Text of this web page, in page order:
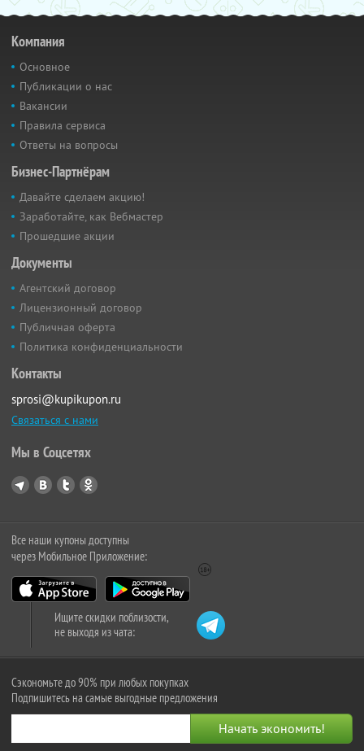
Компания
Основное
Публикации о нас
Вакансии
Правила сервиса
Ответы на вопросы
Бизнес-Партнёрам
Давайте сделаем акцию!
Заработайте, как Вебмастер
Прошедшие акции
Документы
Агентский договор
Лицензионный договор
Публичная оферта
Политика конфиденциальности
Контакты
sprosi@kupikupon.ru
Связаться с нами
Мы в Соцсетях
Все наши купоны доступны
через Мобильное Приложение:
Ищите скидки поблизости,
не выходя из чата:
Сэкономьте до 90% при любых покупках
Подпишитесь на самые выгодные предложения